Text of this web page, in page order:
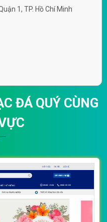
1, TP. Hồ Chí Minh
ĐÁ QUÝ CÙNG